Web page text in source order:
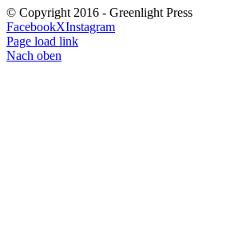
© Copyright 2016 - Greenlight Press
FacebookXInstagram
Page load link
Nach oben